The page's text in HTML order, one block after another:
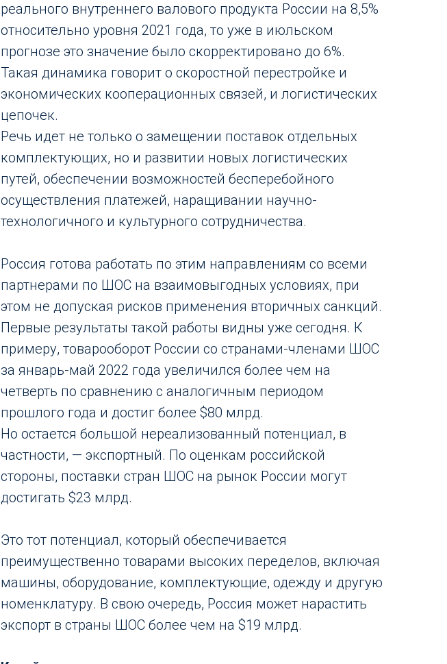
реального внутреннего валового продукта России на 8,5%
относительно уровня 2021 года, то уже в июльском
прогнозе это значение было скорректировано до 6%.
Такая динамика говорит о скоростной перестройке и
экономических кооперационных связей, и логистических
цепочек.
Речь идет не только о замещении поставок отдельных
комплектующих, но и развитии новых логистических
путей, обеспечении возможностей бесперебойного
осуществления платежей, наращивании научно-
технологичного и культурного сотрудничества.
Россия готова работать по этим направлениям со всеми
партнерами по ШОС на взаимовыгодных условиях, при
этом не допуская рисков применения вторичных санкций.
Первые результаты такой работы видны уже сегодня. К
примеру, товарооборот России со странами-членами ШОС
за январь-май 2022 года увеличился более чем на
четверть по сравнению с аналогичным периодом
прошлого года и достиг более $80 млрд.
Но остается большой нереализованный потенциал, в
частности, — экспортный. По оценкам российской
стороны, поставки стран ШОС на рынок России могут
достигать $23 млрд.
Это тот потенциал, который обеспечивается
преимущественно товарами высоких переделов, включая
машины, оборудование, комплектующие, одежду и другую
номенклатуру. В свою очередь, Россия может нарастить
экспорт в страны ШОС более чем на $19 млрд.